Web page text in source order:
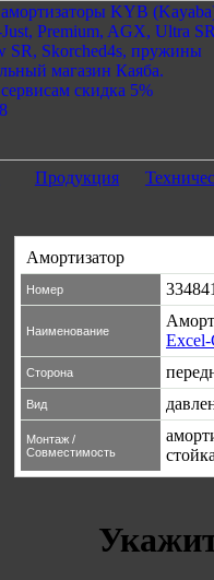
Продукция
Амортизатор
Номер
Наименование
Сторона
Вид
Монтаж /
Совместимость